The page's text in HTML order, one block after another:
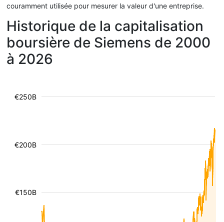
couramment utilisée pour mesurer la valeur d'une entreprise.
Historique de la capitalisation
boursière de Siemens de 2000
à 2026
€150B
€200B
€250B